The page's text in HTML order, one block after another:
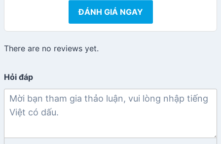
ĐÁNH GIÁ NGAY
There are no reviews yet.
Hỏi đáp